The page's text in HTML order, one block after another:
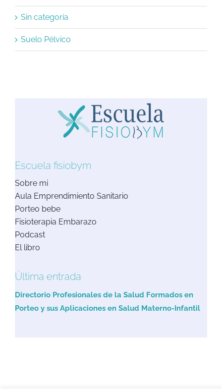
Sin categoría
Suelo Pélvico
Escuela fisiobym
Sobre mi
Aula Emprendimiento Sanitario
Porteo bebe
Fisioterapia Embarazo
Podcast
El libro
Última entrada
Directorio Profesionales de la Salud Formados en
Porteo y sus Aplicaciones en Salud Materno-Infantil